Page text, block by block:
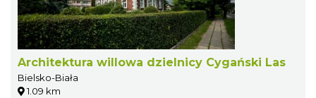
Architektura willowa dzielnicy Cygański Las
Bielsko-Biała
1.09 km